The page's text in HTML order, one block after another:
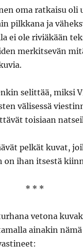
oma ratkaisu oli
pilkkana ja
ei ole riviäkään
merkitsevän
selittää, miksi
välisessä
toisiaan
pelkät kuvat,
on ihan itsestä
* * *
vetona
ainakin nämä